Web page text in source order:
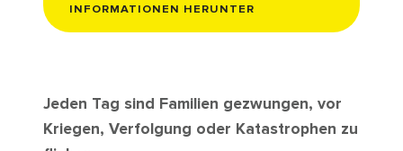
INFORMATIONEN HERUNTER
Jeden Tag sind Familien gezwungen, vor
Kriegen, Verfolgung oder Katastrophen zu